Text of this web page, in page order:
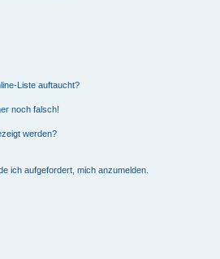
Liste auftaucht?
noch falsch!
werden?
ich aufgefordert, mich anzumelden.